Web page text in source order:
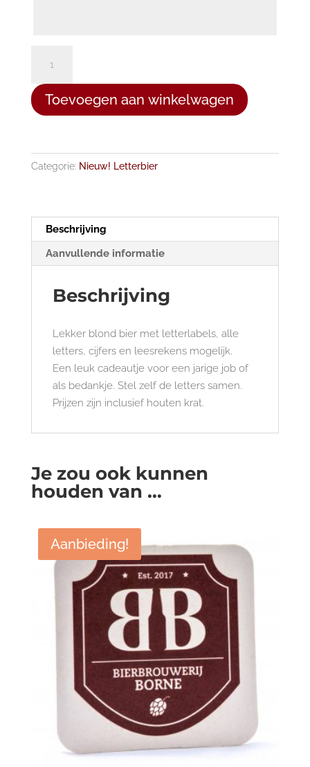
flesjes
aantalToevoegen aan winkelwagen
Categorie: Nieuw! Letterbier
Beschrijving
Aanvullende informatie
Beschrijving
Lekker blond bier met letterlabels, alle
letters, cijfers en leesrekens mogelijk.
Een leuk cadeautje voor een jarige job of
als bedankje. Stel zelf de letters samen.
Prijzen zijn inclusief houten krat.
Je zou ook kunnen
houden van …
Aanbieding!